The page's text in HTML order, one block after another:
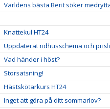
Världens bästa Berit söker
Knattekul HT24
Uppdaterat ridhusschema och
Vad händer i höst?
Storsatsning!
Hästskötarkurs HT24
Inget att göra på ditt sommarlov?